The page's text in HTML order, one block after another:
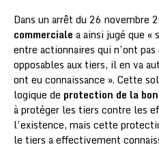
Dans un arrêt du 26 novembre
commerciale a ainsi jugé que
entre actionnaires qui n’ont
opposables aux tiers, il en va
ont eu connaissance ». Cette
logique de protection de la
à protéger les tiers contre les
l’existence, mais cette
le tiers a effectivement